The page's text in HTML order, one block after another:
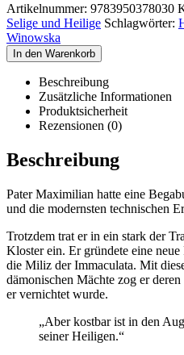
Artikelnummer: 9783950378030
Selige und Heilige Schlagwörter:
Winowska
In den Warenkorb
Beschreibung
Zusätzliche Informationen
Produktsicherheit
Rezensionen (0)
Beschreibung
Pater Maximilian hatte eine
und die modernsten technischen
Trotzdem trat er in ein stark der
Kloster ein. Er gründete eine
die Miliz der Immaculata. Mit
dämonischen Mächte zog er
er vernichtet wurde.
„Aber kostbar ist in den
seiner Heiligen.“